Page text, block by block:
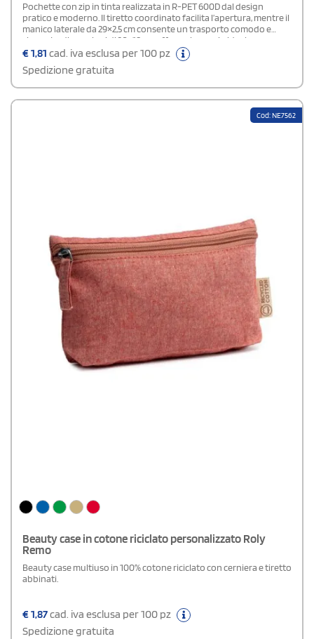
Pochette con zip in tinta realizzata in R-PET 600D dal design
pratico e moderno. Il tiretto coordinato facilita l’apertura, mentre il
manico laterale da 29×2,5 cm consente un trasporto comodo e
sicuro. Le dimensioni di 30×18 cm offrono lo spazio ideale per
cosmetici, accessori o piccoli oggetti da viaggio.
€1,81 cad. iva esclusa per 100 pz
Spedizione gratuita
Cod: NE7562
Beauty case in cotone riciclato personalizzato Roly
Remo
Beauty case multiuso in 100% cotone riciclato con cerniera e tiretto
abbinati.
€1,87cad. iva esclusa per 100 pz
Spedizione gratuita